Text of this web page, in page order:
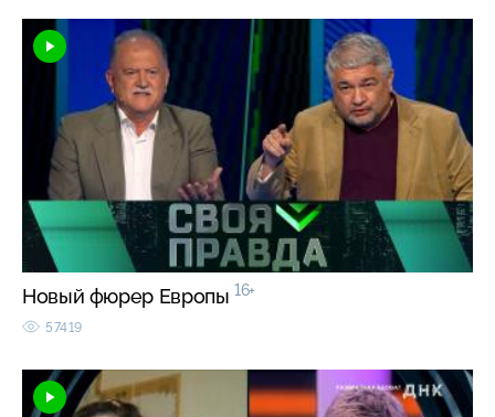
Новый фюрер Европы 16+
57419